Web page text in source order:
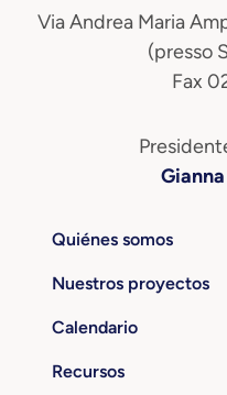
Via Andrea Maria
(presso
Fax
Quiénes somos
Nuestros proyectos
Calendario
Recursos